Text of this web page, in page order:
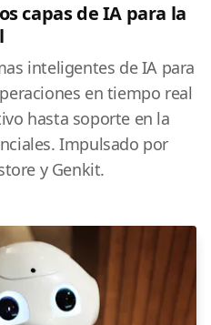
capas de IA para la
inteligentes de IA para
en tiempo real
hasta soporte en la
Impulsado por
y Genkit.